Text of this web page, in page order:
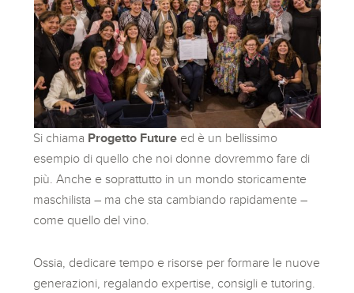
Si chiama Progetto Future ed è un bellissimo
esempio di quello che noi donne dovremmo fare di
più. Anche e soprattutto in un mondo storicamente
maschilista – ma che sta cambiando rapidamente –
come quello del vino.
Ossia, dedicare tempo e risorse per formare le nuove
generazioni, regalando expertise, consigli e tutoring.